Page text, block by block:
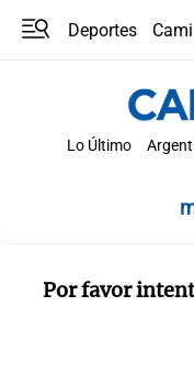
Deportes
Lo Último
Por favor